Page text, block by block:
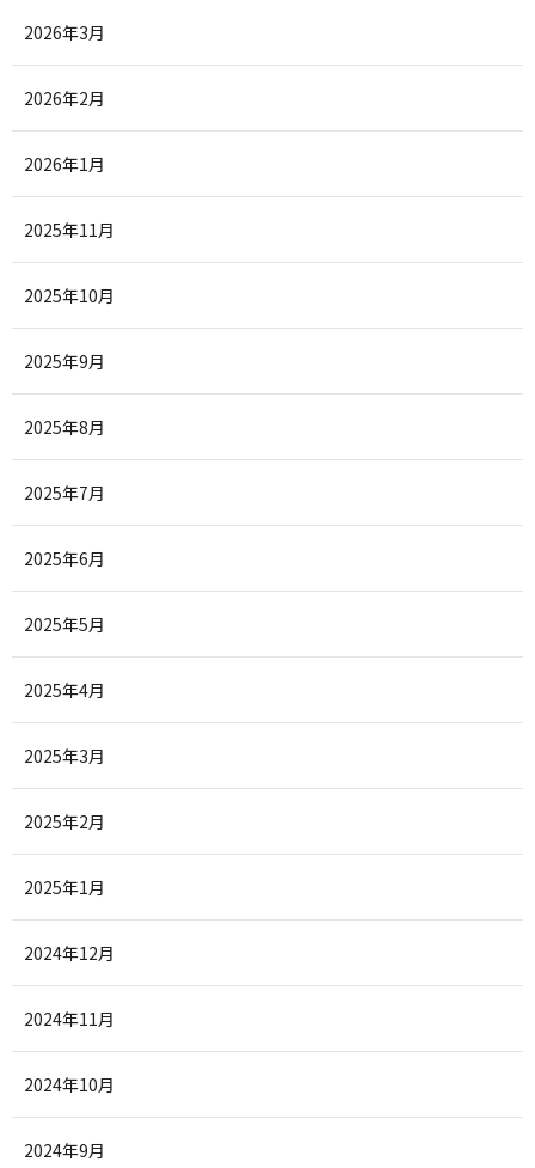
2026年3月
2026年2月
2026年1月
2025年11月
2025年10月
2025年9月
2025年8月
2025年7月
2025年6月
2025年5月
2025年4月
2025年3月
2025年2月
2025年1月
2024年12月
2024年11月
2024年10月
2024年9月